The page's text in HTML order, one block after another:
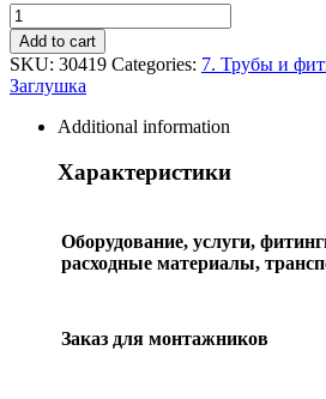
Заглушка
ПВХ
d=200мм
PN10,
PerAqua
quantity
Add to cart
SKU: 30419 Categories: 7. Трубы и
Заглушка
Additional information
Характеристики
Оборудование, услуги,
расходные материалы,
Заказ для монтажников